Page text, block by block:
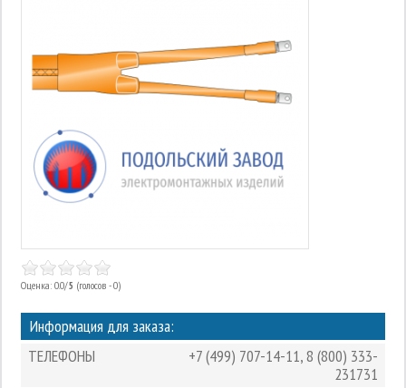
Оценка: 0.0/5 (голосов - 0)
Информация для заказа:
ТЕЛЕФОНЫ
+7 (499) 707-14-11,8 (800) 333-
231731